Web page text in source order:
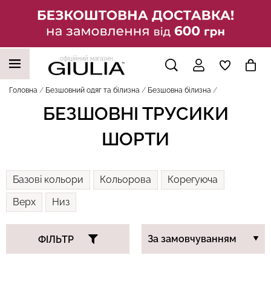
офіційний магазин
Головна Безшовний одяг та білизна Безшовна білизна
БЕЗШОВНІ ТРУСИКИ
ШОРТИ
Базові кольори Кольорова
Корегуюча
Верх
Низ
ФІЛЬТР
НАШІ ТРЕНДОВІ ТОВАРИ